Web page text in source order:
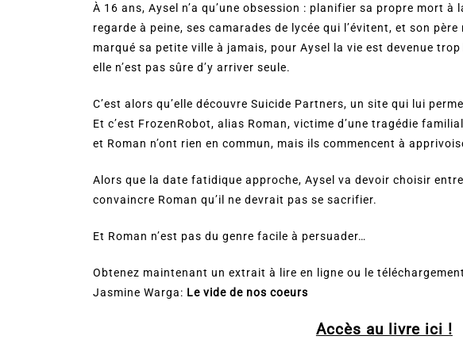
À 16 ans, Aysel n’a qu’une obsession : planifier sa propre mort
regarde à peine, ses camarades de lycée qui l’évitent, et son
marqué sa petite ville à jamais, pour Aysel la vie est devenue
elle n’est pas sûre d’y arriver seule.
C’est alors qu’elle découvre Suicide Partners, un site qui lui
Et c’est FrozenRobot, alias Roman, victime d’une tragédie
et Roman n’ont rien en commun, mais ils commencent à
Alors que la date fatidique approche, Aysel va devoir choisir
convaincre Roman qu’il ne devrait pas se sacrifier.
Et Roman n’est pas du genre facile à persuader…
Obtenez maintenant un extrait à lire en ligne ou le
Jasmine Warga: Le vide de nos coeurs
Accès au livre ici !